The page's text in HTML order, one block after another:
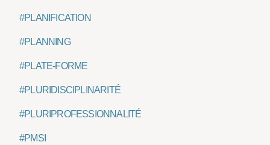
#PLANIFICATION
#PLANNING
#PLATE-FORME
#PLURIDISCIPLINARITÉ
#PLURIPROFESSIONNALITÉ
#PMSI